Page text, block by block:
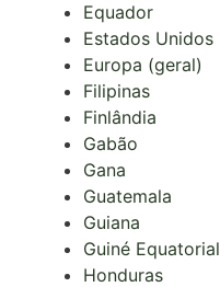
Equador
Estados Unidos
Europa (geral)
Filipinas
Finlândia
Gabão
Gana
Guatemala
Guiana
Guiné Equatorial
Honduras